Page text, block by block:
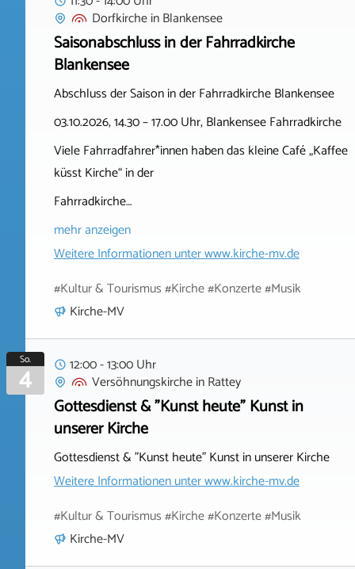
DorfkircheinBlankensee
Saisonabschluss in der Fahrradkirche
Blankensee
Abschluss der Saison in der Fahrradkirche Blankensee
03.10.2026, 14.30 – 17.00 Uhr, Blankensee Fahrradkirche
Viele Fahrradfahrer*innen haben das kleine Café „Kaffee
küsst Kirche“ in der
Fahrradkirche…
mehr anzeigen
Weitere Informationen unterwww.kirche-mv.de
#Kultur & Tourismus #Kirche #Konzerte #Musik
Kirche-MV
So.
4
12:00 - 13:00 Uhr
VersöhnungskircheinRattey
Gottesdienst & "Kunst heute" Kunst in
unserer Kirche
Gottesdienst & "Kunst heute" Kunst in unserer Kirche
Weitere Informationen unterwww.kirche-mv.de
#Kultur & Tourismus #Kirche #Konzerte #Musik
Kirche-MV